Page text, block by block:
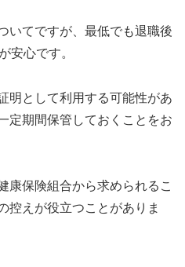
いてですが、最低でも退職後
安心です。
明として利用する可能性があ
定期間保管しておくことをお
康保険組合から求められるこ
控えが役立つことがありま